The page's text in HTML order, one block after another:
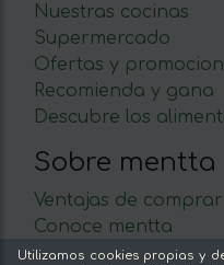
Nuestras cocinas
Supermercado
Ofertas y
Recomienda y gana
Descubre los
Sobre mentta
Ventajas de
Conoce mentta
Blog de mentta
Utilizamos cookies propias y